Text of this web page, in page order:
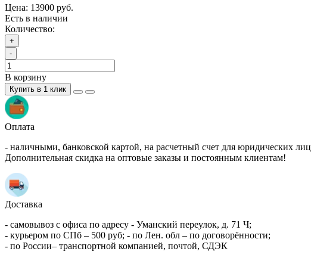
Цена: 13900 руб.
Есть в наличии
Количество:
+
-
В корзину
Купить в 1 клик
Оплата
- наличными, банковской картой, на расчетный счет для юридических лиц
Дополнительная скидка на оптовые заказы и постоянным клиентам!
Доставка
- самовывоз с офиса по адресу - Уманский переулок, д. 71 Ч;
- курьером по СПб – 500 руб; - по Лен. обл – по договорённости;
- по России– транспортной компанией, почтой, СДЭК